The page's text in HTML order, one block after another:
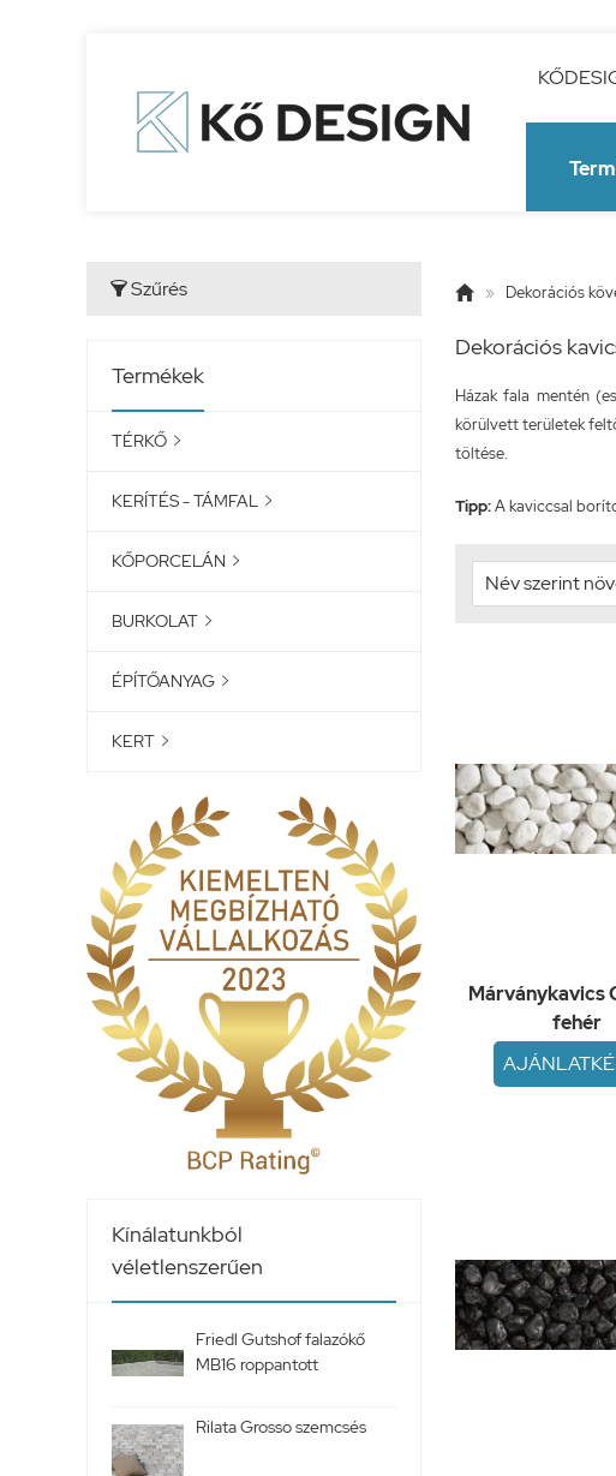
Szűrés
Termékek
TÉRKŐ 
KERÍTÉS - TÁMFAL 
KŐPORCELÁN 
BURKOLAT 
ÉPÍTŐANYAG 
KERT 
Kínálatunkból
véletlenszerűen
Friedl Gutshof falazókő
MB16 roppantott
Rilata Grosso szemcsés
 » Dekorációs
Dekorációs
Házak fala mentén
körülvett területek
töltése.
Tipp:A kaviccsal
Márványkavics
fehér